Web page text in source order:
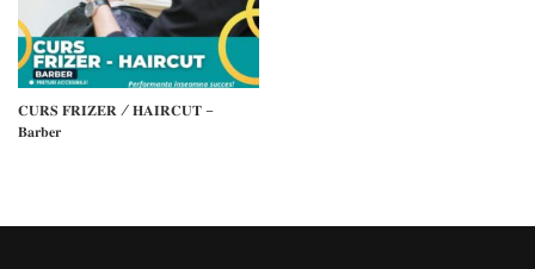
𝐂𝐔𝐑𝐒 𝐅𝐑𝐈𝐙𝐄𝐑 / 𝐇𝐀𝐈𝐑𝐂𝐔𝐓 –
𝐁𝐚𝐫𝐛𝐞𝐫